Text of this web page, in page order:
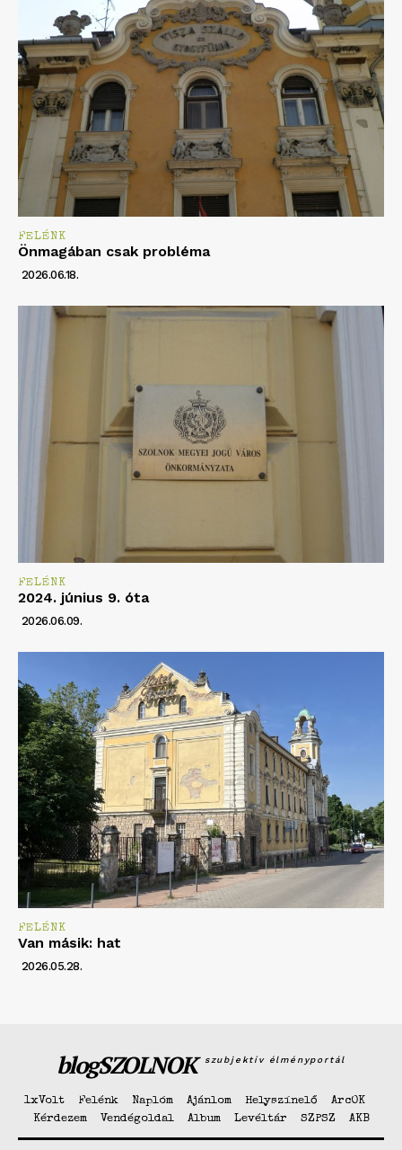
FELÉNK
Önmagában csak probléma
2026.06.18.
FELÉNK
2024. június 9. óta
2026.06.09.
FELÉNK
Van másik: hat
2026.05.28.
blogSZOLNOK szubjektív élményportál
1xVolt Felénk Naplóm Ajánlom Helyszínelő
ArcOK
Kérdezem
Vendégoldal Album Levéltár SZPSZ AKB